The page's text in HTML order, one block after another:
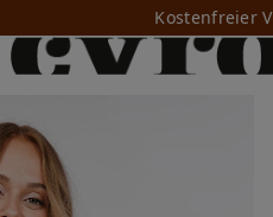
Kostenfreier